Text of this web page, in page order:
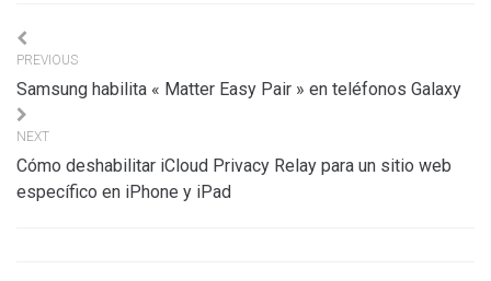
Navigation
de
l’article
PREVIOUS
Samsung habilita « Matter Easy Pair » en teléfonos Galaxy
NEXT
Cómo deshabilitar iCloud Privacy Relay para un sitio web
específico en iPhone y iPad